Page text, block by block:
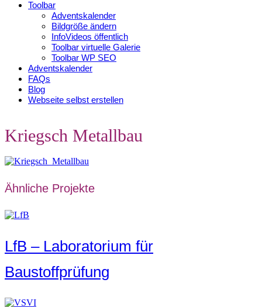
Toolbar
Adventskalender
Bildgröße ändern
InfoVideos öffentlich
Toolbar virtuelle Galerie
Toolbar WP SEO
Adventskalender
FAQs
Blog
Webseite selbst erstellen
Kriegsch Metallbau
Ähnliche Projekte
LfB – Laboratorium für
Baustoffprüfung